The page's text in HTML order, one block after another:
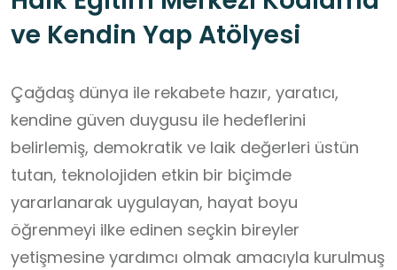
ve Kendin Yap Atölyesi
Çağdaş dünya ile rekabete hazır, yaratıcı,
kendine güven duygusu ile hedeflerini
belirlemiş, demokratik ve laik değerleri üstün
tutan, teknolojiden etkin bir biçimde
yararlanarak uygulayan, hayat boyu
öğrenmeyi ilke edinen seçkin bireyler
yetişmesine yardımcı olmak amacıyla kurulmuş